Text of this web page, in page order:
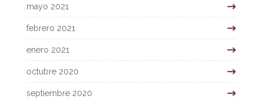
mayo 2021
febrero 2021
enero 2021
octubre 2020
septiembre 2020